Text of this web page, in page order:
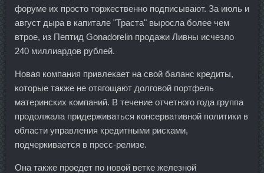
форуме их просто торжественно подписывают. За июль и
август дыра в капитале "Траста" выросла более чем
втрое, из Пептид Gonadorelin продажи Ливны исчезло
240 миллиардов рублей.
Новая компания привлекает на свой баланс кредиты,
которые также не отягощают долговой портфель
материнских компаний. В течение отчетного года группа
продолжала придерживаться консервативной политики в
области управления кредитными рисками,
подчеркивается в пресс-релизе.
Она также проедет по новой ветке железной